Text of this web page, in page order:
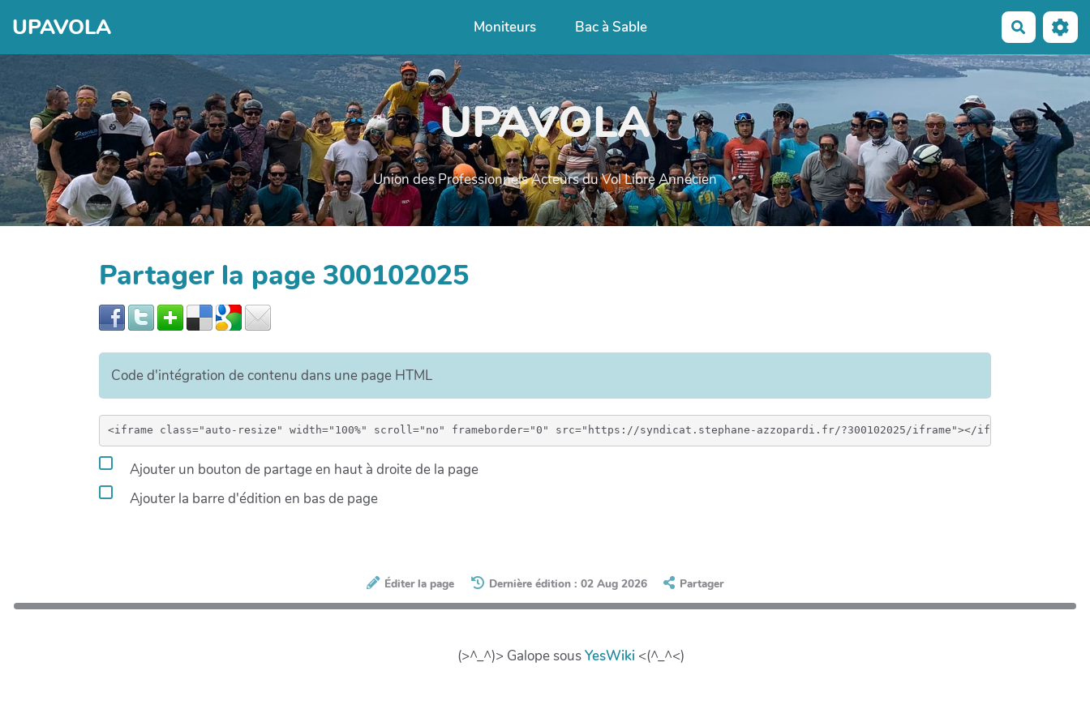
UPAVOLA Moniteurs Bac à Sable
UPAVOLA
Union des Professionnels Acteurs du Vol Libre Annécien
Partager la page 300102025
Code d'intégration de contenu dans une page HTML
Ajouter un bouton de partage en haut à droite de la page
Ajouter la barre d'édition en bas de page
Éditer la page Dernière édition : 02 Aug 2026 Partager
(>^_^)> Galope sousYesWiki <(^_^<)